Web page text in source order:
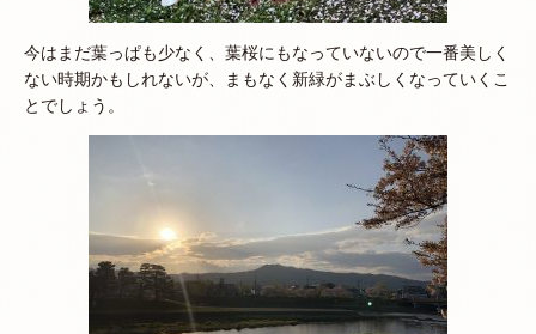
今はまだ葉っぱも少なく、葉桜にもなっていないので一番美しく
ない時期かもしれないが、まもなく新緑がまぶしくなっていくこ
とでしょう。